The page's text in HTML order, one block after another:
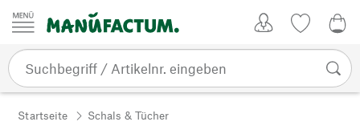
Zum Inhalt springen
Startseite Schals & Tücher